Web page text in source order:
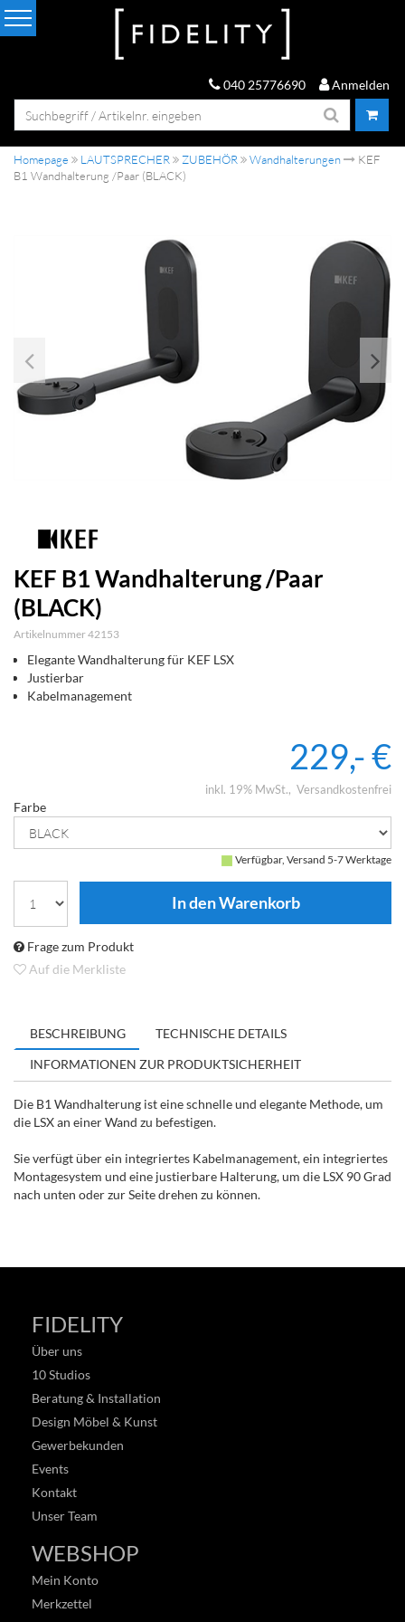
040 25776690 Anmelden
Homepage LAUTSPRECHER ZUBEHÖR Wandhalterungen
KEF
B1 Wandhalterung /Paar (BLACK)
KEF B1 Wandhalterung /Paar
(BLACK)
Artikelnummer 42153
Elegante Wandhalterung für KEF LSX
Justierbar
Kabelmanagement
229,- €
inkl. 19% MwSt. Versandkostenfrei
Farbe
Verfügbar, Versand 5-7 Werktage
Frage zum Produkt
Auf die Merkliste
BESCHREIBUNG
TECHNISCHE DETAILS
INFORMATIONEN ZUR PRODUKTSICHERHEIT
Die B1 Wandhalterung ist eine schnelle und elegante Methode, um
die LSX an einer Wand zu befestigen.
Sie verfügt über ein integriertes Kabelmanagement, ein integriertes
Montagesystem und eine justierbare Halterung, um die LSX 90 Grad
nach unten oder zur Seite drehen zu können.
FIDELITY
Über uns
10 Studios
Beratung & Installation
Design Möbel & Kunst
Gewerbekunden
Events
Kontakt
Unser Team
WEBSHOP
Mein Konto
Merkzettel